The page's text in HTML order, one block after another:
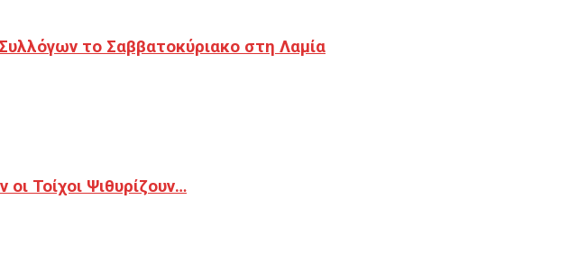
το Σαββατοκύριακο στη Λαμία
Τοίχοι Ψιθυρίζουν…